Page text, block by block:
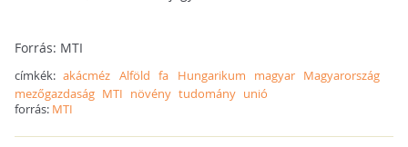
Forrás: MTI
címkék:akácméz Alföld fa Hungarikum magyar Magyarország
mezőgazdaság MTI növény tudomány unió
forrás: MTI